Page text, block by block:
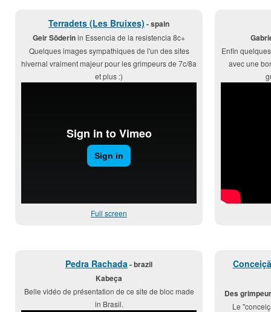
Terradets (Les Bruixes) - spain
Geir Söderinin Essencia de la resistencia 8c+
Quelques images sympathiques de l'un des sites
hivernal vraiment majeur pour les grimpeurs de 7c/8a
et plus :)
Full screen
Enfin
avec une
Pedra Rachada- brazil
Kabeça
Belle vidéo de présentation de ce site de bloc made
in Brasil.
Des
Le